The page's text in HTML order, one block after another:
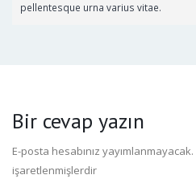
pellentesque urna varius vitae.
Bir cevap yazın
E-posta hesabınız yayımlanmayacak.
işaretlenmişlerdir